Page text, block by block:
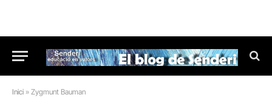
Inici » Zygmunt Bauman